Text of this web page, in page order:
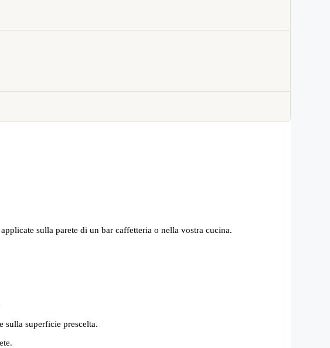
sulla parete di un bar caffetteria o nella vostra cucina.
sulla superficie prescelta.